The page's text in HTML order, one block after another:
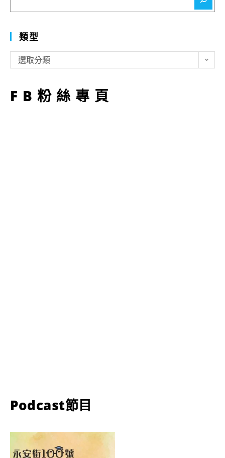
類型
型
選取分類
FB粉絲專頁
Podcast節目